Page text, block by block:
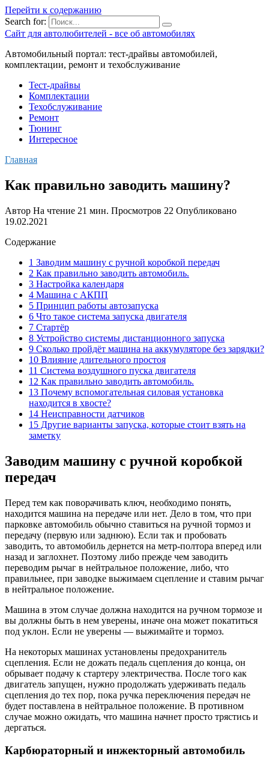
Перейти к содержанию
Search for:
Сайт для автолюбителей - все об автомобилях
Автомобильный портал: тест-драйвы автомобилей,
комплектации, ремонт и техобслуживание
Тест-драйвы
Комплектации
Техобслуживание
Ремонт
Тюнинг
Интересное
Главная
Как правильно заводить машину?
Автор На чтение 21 мин. Просмотров 22 Опубликовано
19.02.2021
Содержание
1 Заводим машину с ручной коробкой передач
2 Как правильно заводить автомобиль.
3 Настройка календаря
4 Машина с АКПП
5 Принцип работы автозапуска
6 Что такое система запуска двигателя
7 Стартёр
8 Устройство системы дистанционного запуска
9 Сколько пройдёт машина на аккумуляторе без зарядки?
10 Влияние длительного простоя
11 Система воздушного пуска двигателя
12 Как правильно заводить автомобиль.
13 Почему вспомогательная силовая установка
находится в хвосте?
14 Неисправности датчиков
15 Другие варианты запуска, которые стоит взять на
заметку
Заводим машину с ручной коробкой
передач
Перед тем как поворачивать ключ, необходимо понять,
находится машина на передаче или нет. Дело в том, что при
парковке автомобиль обычно ставиться на ручной тормоз и
передачу (первую или заднюю). Если так и пробовать
заводить, то автомобиль дернется на метр-полтора вперед или
назад и заглохнет. Поэтому либо прежде чем заводить
переводим рычаг в нейтральное положение, либо, что
правильнее, при заводке выжимаем сцепление и ставим рычаг
в нейтральное положение.
Машина в этом случае должна находится на ручном тормозе и
вы должны быть в нем уверены, иначе она может покатиться
под уклон. Если не уверены — выжимайте и тормоз.
На некоторых машинах установлены предохранитель
сцепления. Если не дожать педаль сцепления до конца, он
обрывает подачу к стартеру электричества. После того как
двигатель запущен, нужно продолжать удерживать педаль
сцепления до тех пор, пока ручка переключения передач не
будет поставлена в нейтральное положение. В противном
случае можно ожидать, что машина начнет просто трястись и
дергаться.
Карбюраторный и инжекторный автомобиль